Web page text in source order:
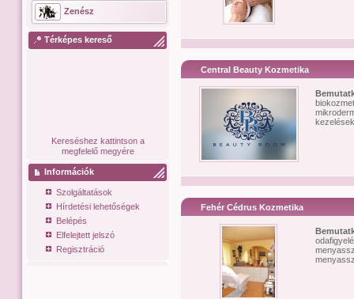
Zenész
Térképes kereső
Kereséshez kattintson a
megfelelő megyére
Információk
Szolgáltatások
Hírdetési lehetőségek
Belépés
Elfelejtett jelszó
Regisztráció
Central Beauty Kozmetika
Fehér Cédrus Kozmetika